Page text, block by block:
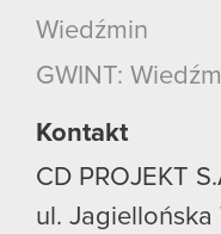
Wiedźmin
GWINT:
Kontakt
CD PROJEKT
ul. Jagiellońska